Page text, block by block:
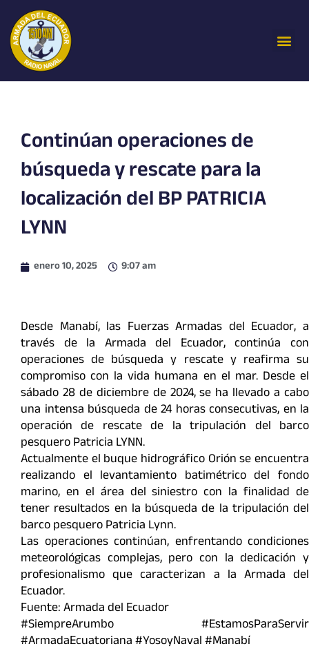
contenido
Continúan operaciones de
búsqueda y rescate para la
localización del BP PATRICIA
LYNN
enero 10, 2025 9:07 am
Desde Manabí, las Fuerzas Armadas del Ecuador, a
través de la Armada del Ecuador, continúa con
operaciones de búsqueda y rescate y reafirma su
compromiso con la vida humana en el mar. Desde el
sábado 28 de diciembre de 2024, se ha llevado a cabo
una intensa búsqueda de 24 horas consecutivas, en la
operación de rescate de la tripulación del barco
pesquero Patricia LYNN.
Actualmente el buque hidrográfico Orión se encuentra
realizando el levantamiento batimétrico del fondo
marino, en el área del siniestro con la finalidad de
tener resultados en la búsqueda de la tripulación del
barco pesquero Patricia Lynn.
Las operaciones continúan, enfrentando condiciones
meteorológicas complejas, pero con la dedicación y
profesionalismo que caracterizan a la Armada del
Ecuador.
Fuente: Armada del Ecuador
#SiempreArumbo #EstamosParaServir
#ArmadaEcuatoriana #YosoyNaval #Manabí